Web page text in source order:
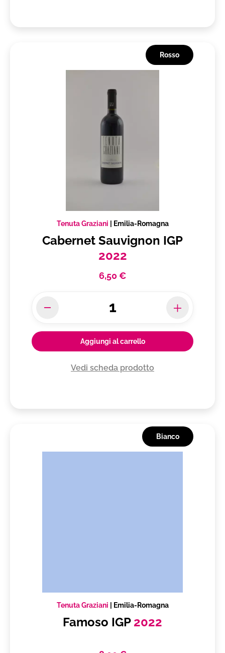
Rosso
Tenuta Graziani Emilia-Romagna
Cabernet Sauvignon IGP
2022
6,50 €
Aggiungi al carrello
Vedi scheda prodotto
Bianco
Tenuta Graziani Emilia-Romagna
Famoso IGP 2022